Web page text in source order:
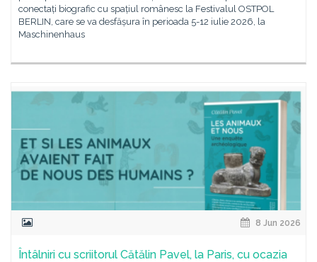
conectați biografic cu spațiul românesc la Festivalul OSTPOL
BERLIN, care se va desfășura în perioada 5-12 iulie 2026, la
Maschinenhaus
8 Jun 2026
Întâlniri cu scriitorul Cătălin Pavel, la Paris, cu ocazia